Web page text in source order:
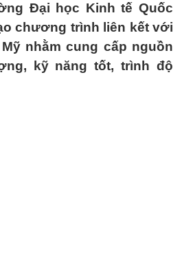
Đại học Kinh tế Quốc
chương trình liên kết với
nhằm cung cấp nguồn
kỹ năng tốt, trình độ